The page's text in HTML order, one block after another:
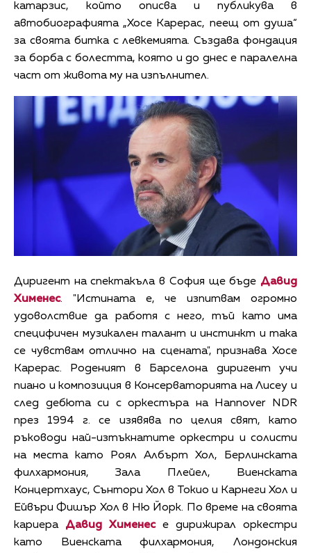
катарзис, който описва и публикува в
автобиографията „Хосе Карерас, пеещ от душа“
за своята битка с левкемията. Създава фондация
за борба с болестта, която и до днес е паралелна
част от живота му на изпълнител.
Диригент на спектакъла в София ще бъде Давид
Хименес. "Истината е, че изпитвам огромно
удоволствие да работя с него, тъй като има
специфичен музикален талант и инстинкт и така
се чувствам отлично на сцената", признава Хосе
Карерас. Роденият в Барселона диригент учи
пиано и композиция в Консерваторията на Лисеу и
след дебюта си с оркестъра на Hannover NDR
през 1994 г. се изявява по целия свят, като
ръководи най-изтъкнатите оркестри и солисти
на места като Роял Албърт Хол, Берлинската
филхармония, Зала Плейел, Виенската
Концертхаус, Сънтори Хол в Токио и Карнеги Хол и
Ейвъри Фишър Хол в Ню Йорк. По време на своята
кариера Давид Хименесе дирижирал оркестри
като Виенската филхармония, Лондонския